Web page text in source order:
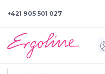
+421 905 501 027